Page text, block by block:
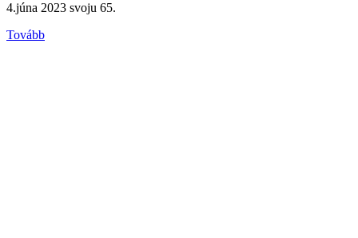
4.júna 2023 svoju 65.
Tovább